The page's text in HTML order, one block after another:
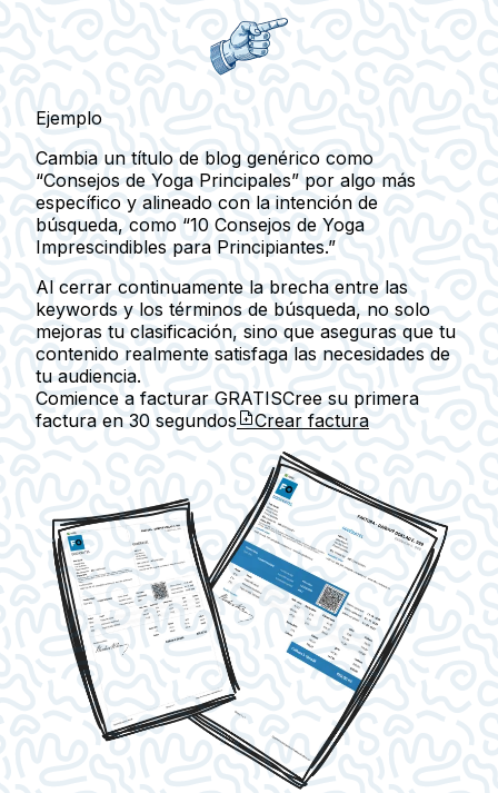
Ejemplo
Cambia un título de blog genérico como
“Consejos de Yoga Principales” por algo más
específico y alineado con la intención de
búsqueda, como “10 Consejos de Yoga
Imprescindibles para Principiantes.”
Al cerrar continuamente la brecha entre las
keywords y los términos de búsqueda, no solo
mejoras tu clasificación, sino que aseguras que tu
contenido realmente satisfaga las necesidades de
tu audiencia.
Comience a facturar GRATISCree su primera
factura en 30 segundos Crear factura